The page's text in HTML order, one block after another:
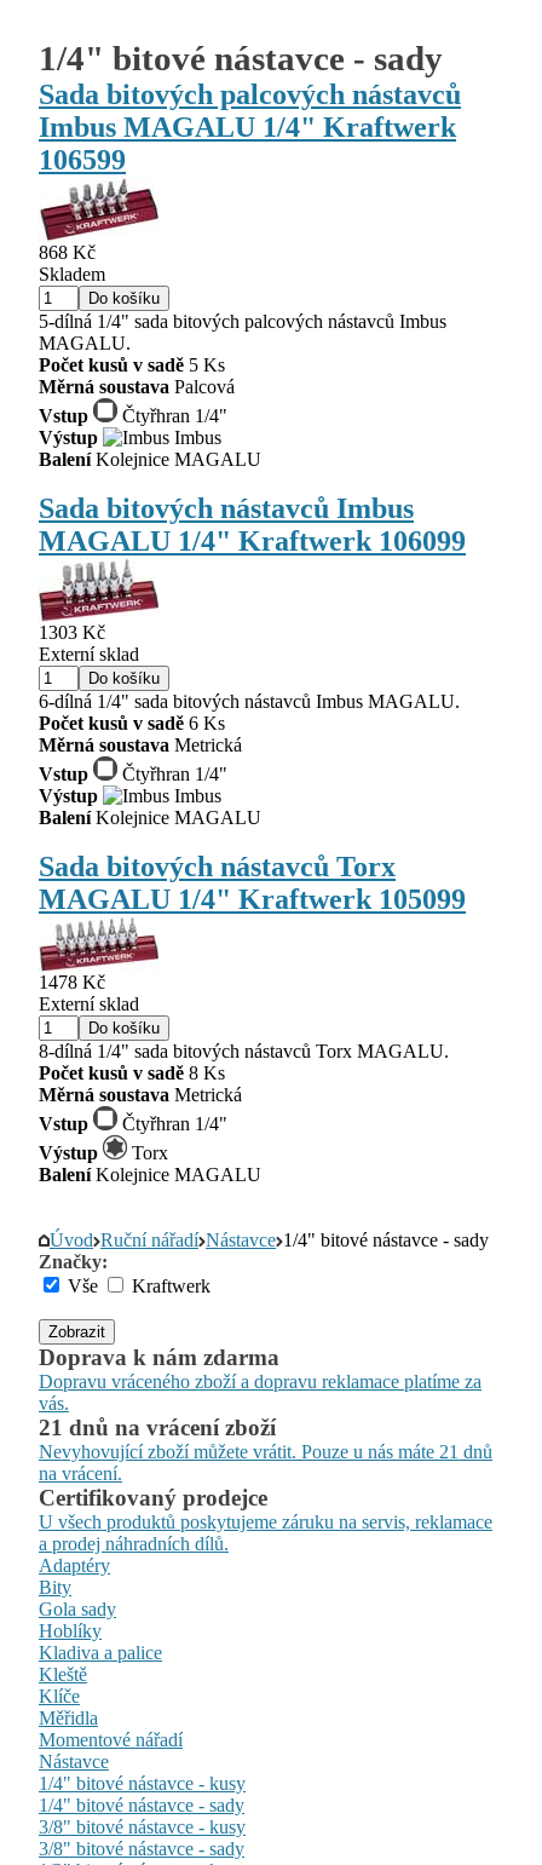
1/4" bitové nástavce - sady
Sada bitových palcových nástavců
Imbus MAGALU 1/4" Kraftwerk
106599
868 Kč
Skladem
5-dílná 1/4" sada bitových palcových nástavců Imbus
MAGALU.
Počet kusů v sadě 5 Ks
Měrná soustava Palcová
Vstup
Čtyřhran 1/4"
Výstup
Imbus
BaleníKolejnice MAGALU
Sada bitových nástavců Imbus
MAGALU 1/4" Kraftwerk 106099
1303 Kč
Externí sklad
6-dílná 1/4" sada bitových nástavců Imbus MAGALU.
Počet kusů v sadě 6 Ks
Měrná soustava Metrická
Vstup
Čtyřhran 1/4"
Výstup
Imbus
BaleníKolejnice MAGALU
Sada bitových nástavců Torx
MAGALU 1/4" Kraftwerk 105099
1478 Kč
Externí sklad
8-dílná 1/4" sada bitových nástavců Torx MAGALU.
Počet kusů v sadě 8 Ks
Měrná soustava Metrická
Vstup
Čtyřhran 1/4"
Výstup
Torx
BaleníKolejnice MAGALU
Úvod Ruční nářadí Nástavce 1/4" bitové nástavce - sady
Značky:
Vše
Kraftwerk
Zobrazit
Doprava k nám zdarma
Dopravu vráceného zboží a dopravu reklamace platíme za
vás.
21 dnů na vrácení zboží
Nevyhovující zboží můžete vrátit. Pouze u nás máte 21 dnů
na vrácení.
Certifikovaný prodejce
U všech produktů poskytujeme záruku na servis, reklamace
a prodej náhradních dílů.
Adaptéry
Bity
Gola sady
Hoblíky
Kladiva a palice
Kleště
Klíče
Měřidla
Momentové nářadí
Nástavce
1/4" bitové nástavce - kusy
1/4" bitové nástavce - sady
3/8" bitové nástavce - kusy
3/8" bitové nástavce - sady